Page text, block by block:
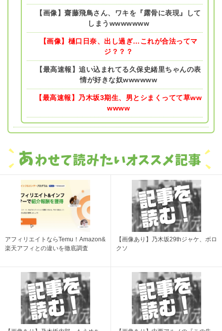
【画像】齋藤飛鳥さん、ワキを『露骨に表現』して
しまうwwwwwww
【画像】樋口日奈、出し過ぎ…これが合法ってマ
ジ？？？
【最高速報】追い込まれてる久保史緒里ちゃんの表
情が好きな奴wwwwww
【最高速報】乃木坂3期生、男とシまくってて草ww
wwww
アフィリエイトならTemu！Amazon&
楽天アフィとの違いを徹底調査
【画像あり】乃木坂29thジャケ、ボロ
クソ